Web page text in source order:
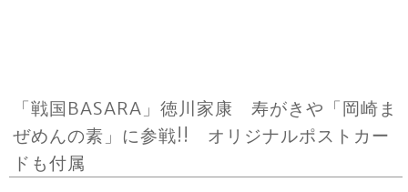
「戦国BASARA」徳川家康 寿がきや「岡崎ま
ぜめんの素」に参戦!! オリジナルポストカー
ドも付属